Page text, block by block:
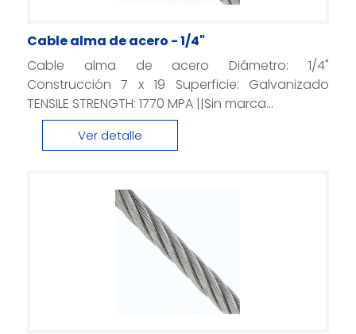
Cable alma de acero - 1/4"
Cable alma de acero Diámetro: 1/4"
Construcción 7 x 19 Superficie: Galvanizado
TENSILE STRENGTH: 1770 MPA ||Sin marca...
Ver detalle